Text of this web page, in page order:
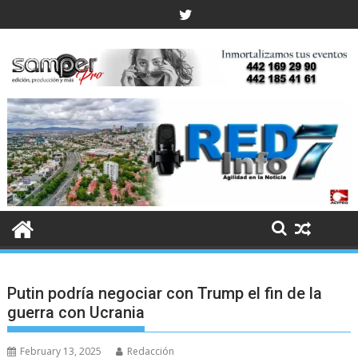
to
Putin podría negociar con Trump el fin de la
guerra con Ucrania
February 13, 2025 Redacción